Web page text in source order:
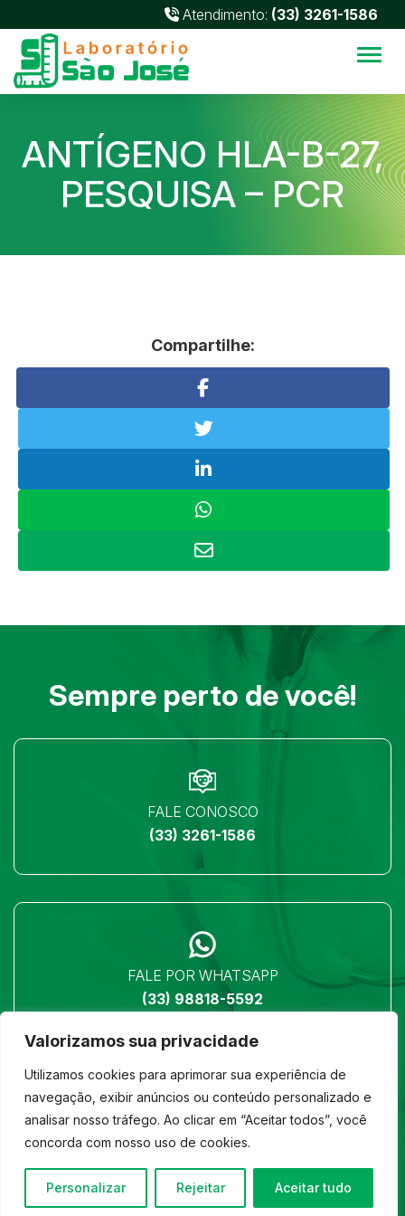
Valorizamos sua privacidade
Utilizamos cookies para aprimorar sua experiência de
navegação, exibir anúncios ou conteúdo personalizado e
analisar nosso tráfego. Ao clicar em “Aceitar todos”, você
concorda com nosso uso de cookies.
Personalizar Rejeitar Aceitar tudo
Atendimento: (33) 3261-1586
ANTÍGENO HLA-B-27,
PESQUISA – PCR
Compartilhe:
Sempre perto de você!
FALE CONOSCO
(33) 3261-1586
FALE POR WHATSAPP
(33) 98818-5592
LOCALIZAÇÃO